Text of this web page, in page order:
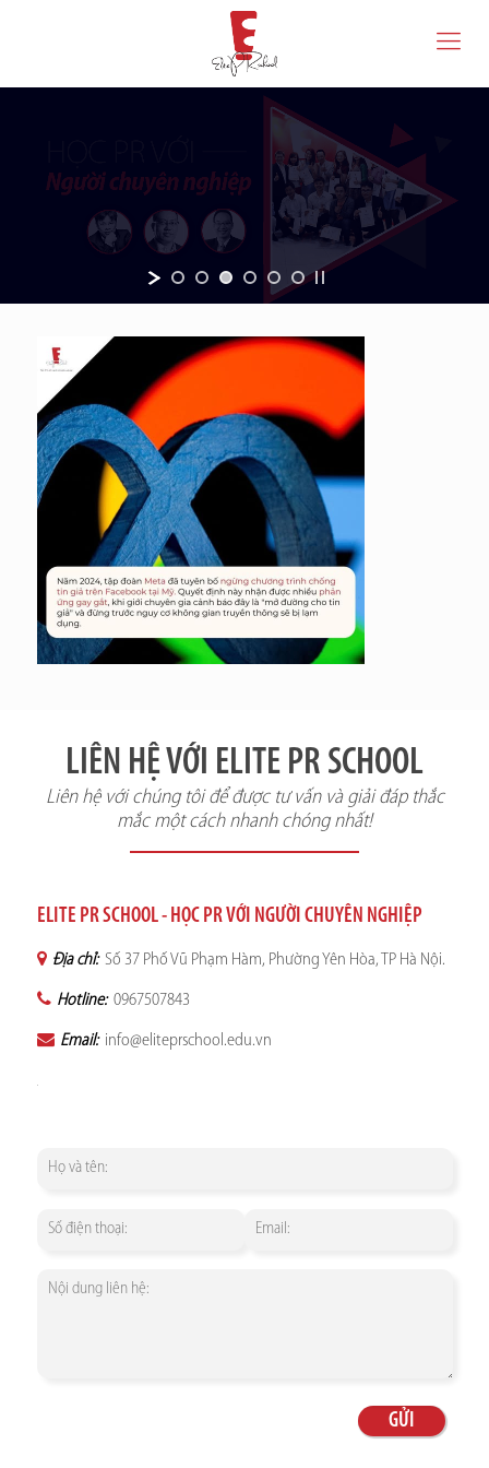
LIÊN HỆ VỚI ELITE PR SCHOOL
Liên hệ với chúng tôi để được tư vấn và giải đáp thắc
mắc một cách nhanh chóng nhất!
ELITE PR SCHOOL - HỌC PR VỚI NGƯỜI CHUYÊN NGHIỆP
Địa chỉ: Số 37 Phố Vũ Phạm Hàm, Phường Yên Hòa, TP Hà Nội.
Hotline: 0967507843
Email: info@eliteprschool.edu.vn